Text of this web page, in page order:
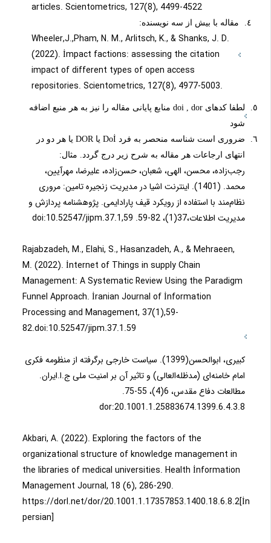
articles. Scientometrics, 127(8), 4499-4522
مقاله با بیش از سه نویسنده:
Wheeler,J.,Pham, N. M., Arlitsch, K., & Shanks, J. D.
(2022). İmpact factions: assessing the citation
impact of different types of open access
repositories. Scientometrics, 127(8), 4977-5003.
لطفا کدهای doi , dor منابع پایانی مقاله را نیز به هر منبع اضافه
شود
ضروری است شناسه منحصر به فرد Doİ یا DOR یا هر دو در
انتهای ارجاعات هر مقاله به شرح زیر درج گردد. مثال:
رجب‌زاده، محسن، الهی، شعبان، حسن‌زاده، علیرضا، مهرآیین،
محمد. (1401). اینترنت اشیا در مدیریت زنجیره تامین: مروری
نظام‌مند با استفاده از رویکرد قیف پارادایمی. پژوهشنامه پردازش و
مدیریت اطلاعات،37(1)، 82-59. doi:10.52547/jipm.37.1,59
Rajabzadeh, M., Elahi, S., Hasanzadeh, A., & Mehraeen,
M. (2022). İnternet of Things in supply Chain
Management: A Systematic Review Using the Paradigm
Funnel Approach. İranian Journal of İnformation
Processing and Management, 37(1),59-
82.doi:10.52547/jipm.37.1.59
کبیری، ابوالحسن(1399). سیاست خارجی برگرفته از منظومه فکری
امام خامنه‌ای (مدظله‌العالی) و تاثیر آن بر امنیت ملی ج.ا.ایران.
مطالعات دفاع مقدس، 6(4)، 55-75.
dor:20.1001.1.25883674.1399.6.4.3.8
Akbari, A. (2022). Exploring the factors of the
organizational structure of knowledge management in
the libraries of medical universities. Health İnformation
Management Journal, 18 (6), 286-290.
https://dorl.net/dor/20.1001.1.17357853.1400.18.6.8.2[İn
persian]